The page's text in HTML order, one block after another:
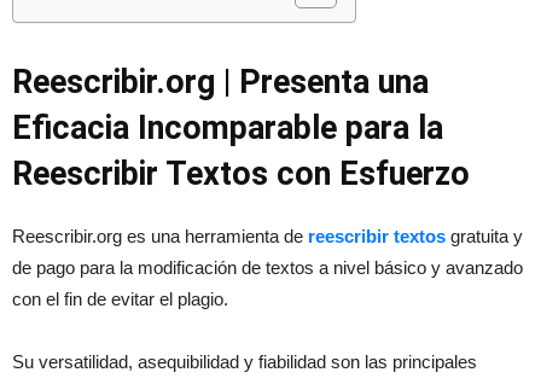
Reescribir.org | Presenta una
Eficacia Incomparable para la
Reescribir Textos con Esfuerzo
Reescribir.org es una herramienta de reescribir textos gratuita y
de pago para la modificación de textos a nivel básico y avanzado
con el fin de evitar el plagio.
Su versatilidad, asequibilidad y fiabilidad son las principales